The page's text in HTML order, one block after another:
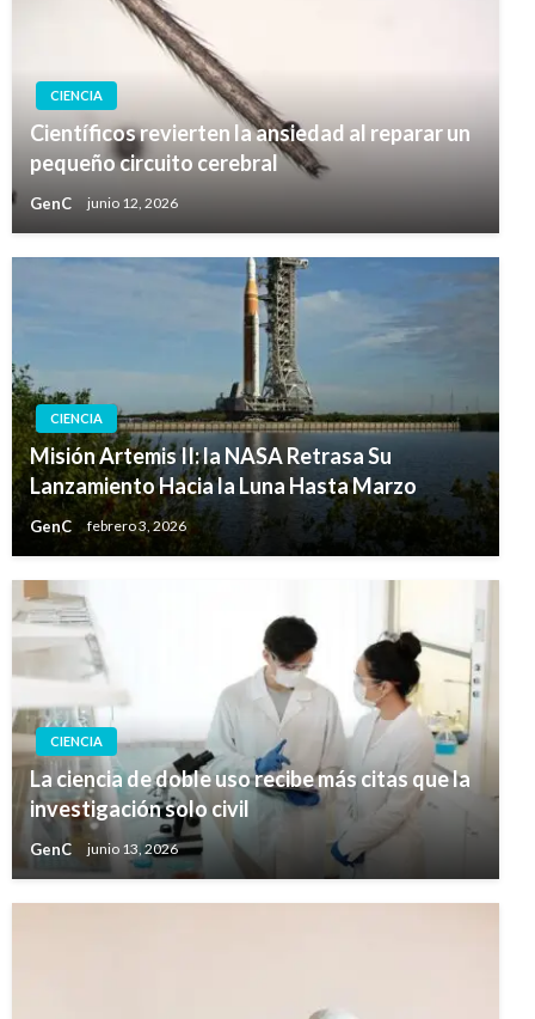
CIENCIA
Científicos revierten la ansiedad al reparar un
pequeño circuito cerebral
GenC junio 12, 2026
CIENCIA
Misión Artemis II: la NASA Retrasa Su
Lanzamiento Hacia la Luna Hasta Marzo
GenC febrero 3, 2026
CIENCIA
La ciencia de doble uso recibe más citas que la
investigación solo civil
GenC junio 13, 2026